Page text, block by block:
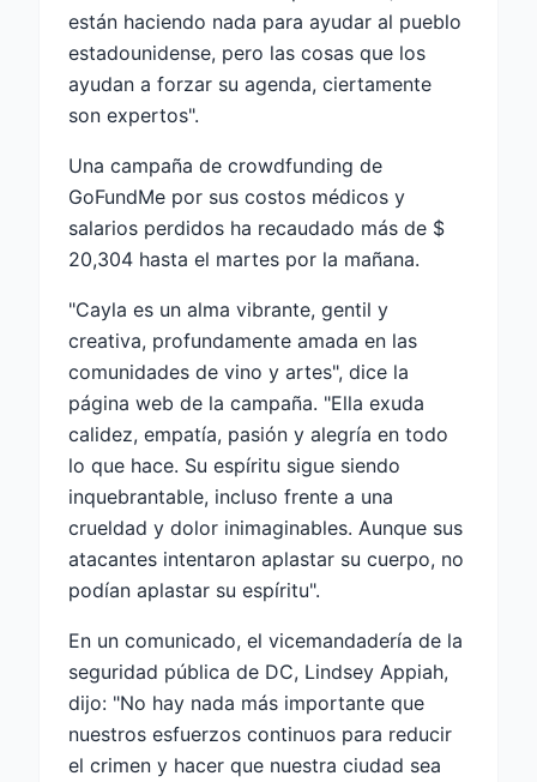
están haciendo nada para ayudar al pueblo
estadounidense, pero las cosas que los
ayudan a forzar su agenda, ciertamente
son expertos".
Una campaña de crowdfunding de
GoFundMe por sus costos médicos y
salarios perdidos ha recaudado más de $
20,304 hasta el martes por la mañana.
"Cayla es un alma vibrante, gentil y
creativa, profundamente amada en las
comunidades de vino y artes", dice la
página web de la campaña. "Ella exuda
calidez, empatía, pasión y alegría en todo
lo que hace. Su espíritu sigue siendo
inquebrantable, incluso frente a una
crueldad y dolor inimaginables. Aunque sus
atacantes intentaron aplastar su cuerpo, no
podían aplastar su espíritu".
En un comunicado, el vicemandadería de la
seguridad pública de DC, Lindsey Appiah,
dijo: "No hay nada más importante que
nuestros esfuerzos continuos para reducir
el crimen y hacer que nuestra ciudad sea